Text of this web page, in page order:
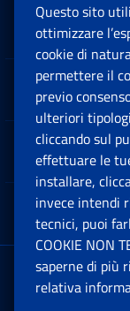
Sedi e Contatti
Software
Note Legali
App mobile
Questo sito
ottimizzare
cookie di
permettere il
previo
ulteriori
cliccando sul
effettuare le
installare,
invece intendi
tecnici, puoi
COOKIE NON
saperne di più
relativa